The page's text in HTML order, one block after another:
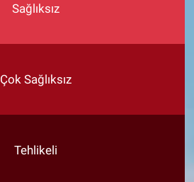
Sağlıksız
Çok Sağlıksız
Tehlikeli